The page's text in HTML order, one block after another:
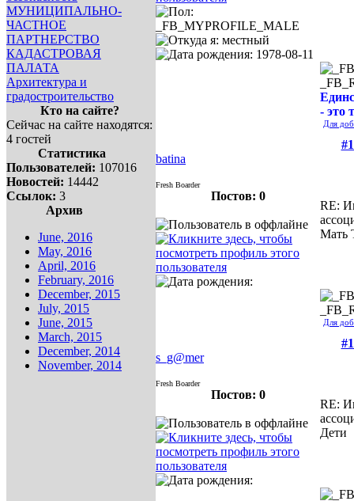
МУНИЦИПАЛЬНО-
ЧАСТНОЕ
ПАРТНЕРСТВО
КАДАСТРОВАЯ
ПАЛАТА
Архитектура и
градостроительство
Кто на сайте?
Сейчас на сайте находятся:
4 гостей
Статистика
Пользователей: 107016
Новостей: 14442
Ссылок: 3
Архив
June, 2016
May, 2016
April, 2016
February, 2016
December, 2015
July, 2015
June, 2015
March, 2015
December, 2014
November, 2014
- это
Для
batina
Fresh Boarder
Постов: 0
RE:
Мать
Для
s_g@mer
Fresh Boarder
Постов: 0
RE:
Дети